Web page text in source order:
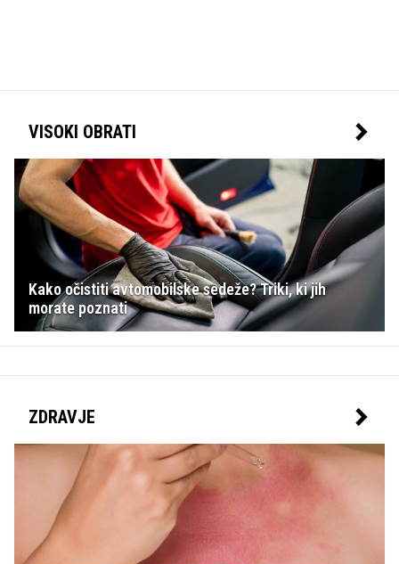
VISOKI OBRATI
Kako očistiti avtomobilske sedeže? Triki, ki jih
morate poznati
ZDRAVJE